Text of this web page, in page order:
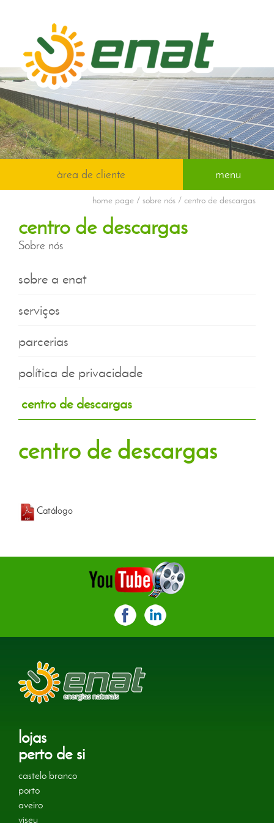
àrea de cliente menu
home page / sobre nós / centro de descargas
centro de descargas
Sobre nós
sobre a enat
serviços
parcerias
política de privacidade
centro de descargas
centro de descargas
Catálogo
lojas
perto de si
castelo branco
porto
aveiro
viseu